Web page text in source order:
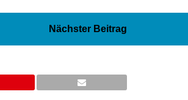
Nächster Beitrag